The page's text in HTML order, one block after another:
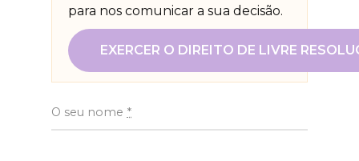
para nos comunicar a sua decisão.
EXERCER O DIREITO DE LIVRE
O seu nome *